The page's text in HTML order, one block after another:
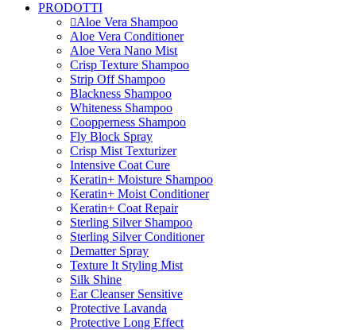
PRODOTTI
Aloe Vera Shampoo
Aloe Vera Conditioner
Aloe Vera Nano Mist
Crisp Texture Shampoo
Strip Off Shampoo
Blackness Shampoo
Whiteness Shampoo
Coopperness Shampoo
Fly Block Spray
Crisp Mist Texturizer
Intensive Coat Cure
Keratin+ Moisture Shampoo
Keratin+ Moist Conditioner
Keratin+ Coat Repair
Sterling Silver Shampoo
Sterling Silver Conditioner
Dematter Spray
Texture It Styling Mist
Silk Shine
Ear Cleanser Sensitive
Protective Lavanda
Protective Long Effect